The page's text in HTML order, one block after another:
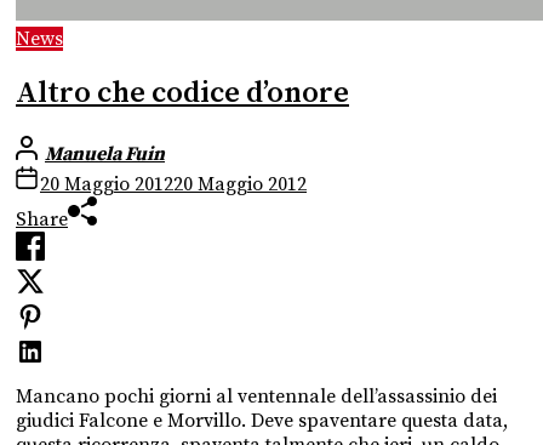
News
Altro che codice d’onore
Manuela Fuin
20 Maggio 201220 Maggio 2012
Share
Mancano pochi giorni al ventennale dell’assassinio dei
giudici Falcone e Morvillo. Deve spaventare questa data,